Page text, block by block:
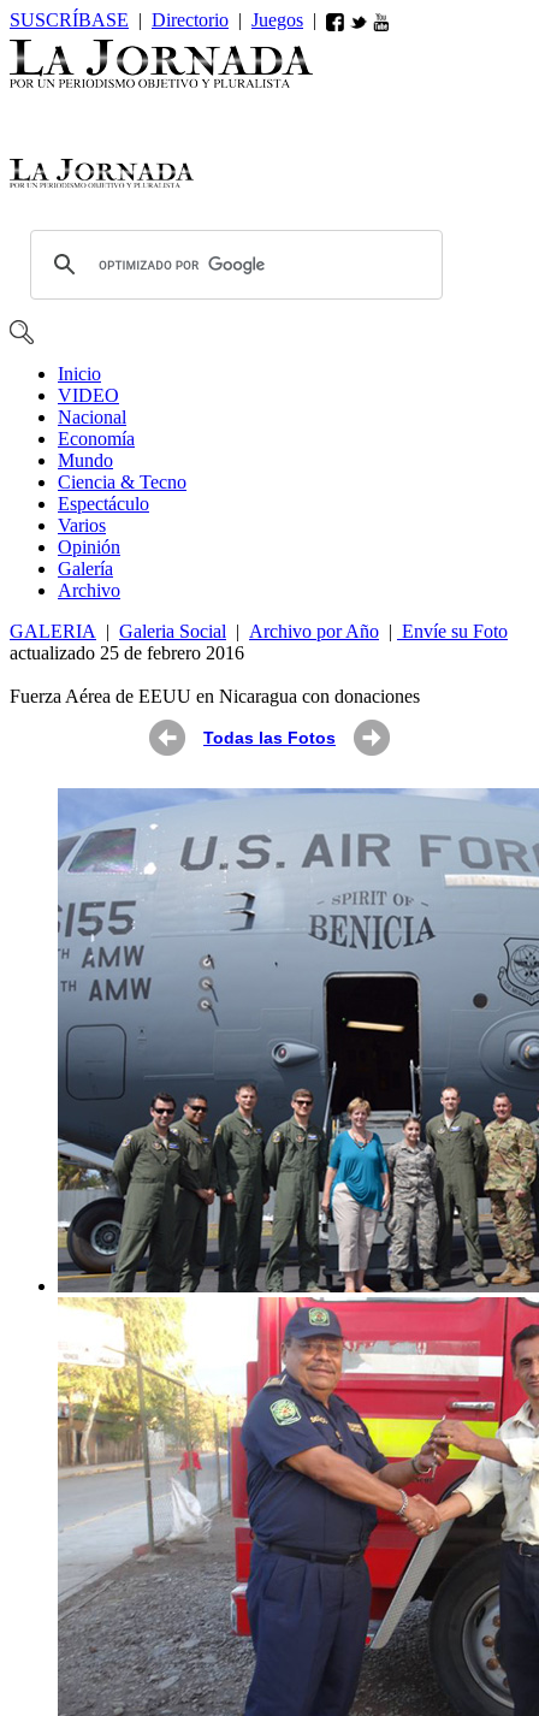
SUSCRÍBASE | Directorio | Juegos |
Inicio
VIDEO
Nacional
Economía
Mundo
Ciencia & Tecno
Espectáculo
Varios
Opinión
Galería
Archivo
GALERIA
| Galeria Social | Archivo por Año | Envíe su Foto
actualizado 25 de febrero 2016
Fuerza Aérea de EEUU en Nicaragua con donaciones
Todas las Fotos